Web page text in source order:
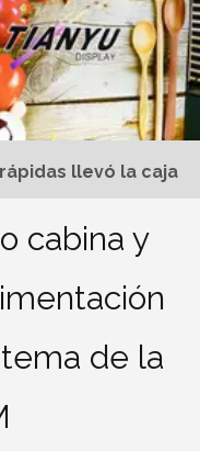
rápidas llevó la caja
cabina y
de la